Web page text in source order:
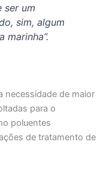
ser um
sim, algum
marinha”.
necessidade de maior
para o
poluentes
de tratamento de